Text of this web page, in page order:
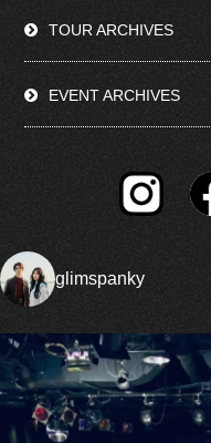
TOUR ARCHIVES
EVENT ARCHIVES
glimspanky